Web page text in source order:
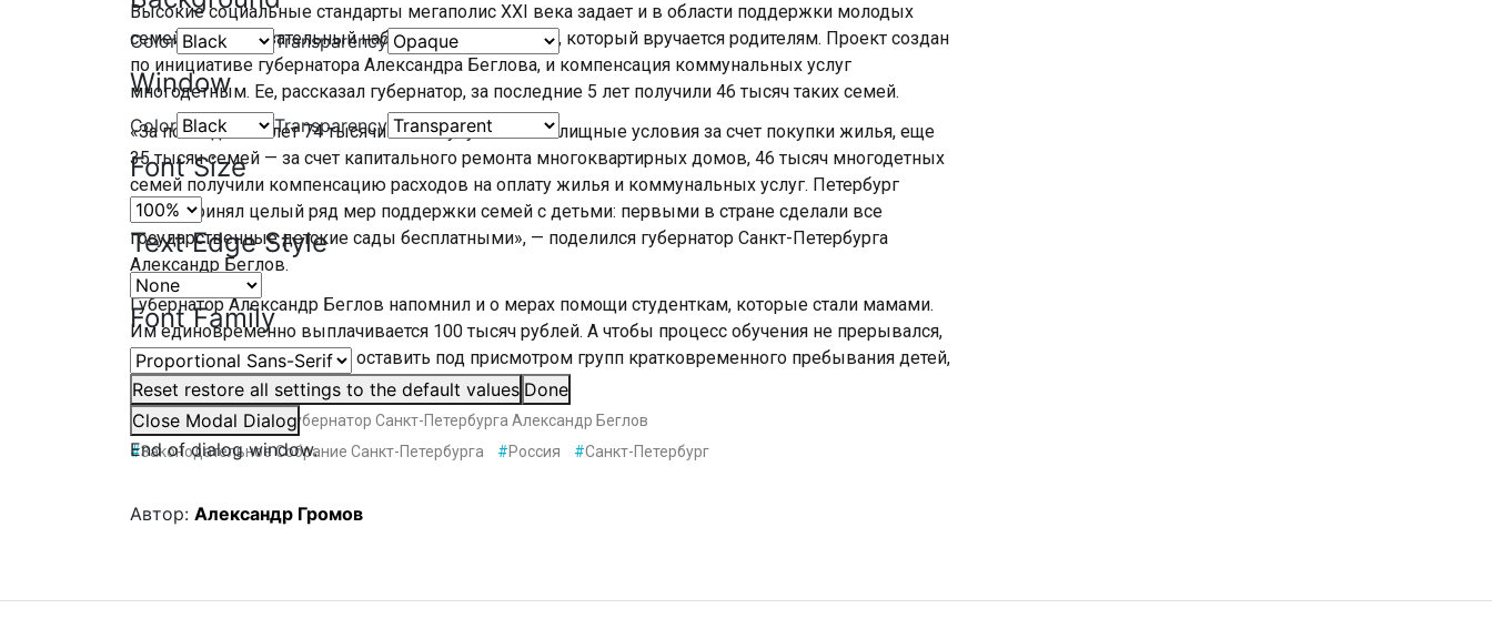
Color Transparency
Window
Color Transparency
Font Size
Text Edge Style
Font Family
Reset restore all settings to the default values Done
Close Modal Dialog
End of dialog window.
Высокие социальные стандарты мегаполис XXI века задает и в области поддержки молодых
семей. Это и обязательный набор новорожденным, который вручается родителям. Проект создан
по инициативе губернатора Александра Беглова, и компенсация коммунальных услуг
многодетным. Ее, рассказал губернатор, за последние 5 лет получили 46 тысяч таких семей.
«За последние 5 лет 74 тысячи семей улучшили жилищные условия за счет покупки жилья, еще
35 тысяч семей — за счет капитального ремонта многоквартирных домов, 46 тысяч многодетных
семей получили компенсацию расходов на оплату жилья и коммунальных услуг. Петербург
также принял целый ряд мер поддержки семей с детьми: первыми в стране сделали все
государственные детские сады бесплатными», — поделился губернатор Санкт-Петербурга
Александр Беглов.
Губернатор Александр Беглов напомнил и о мерах помощи студенткам, которые стали мамами.
Им единовременно выплачивается 100 тысяч рублей. А чтобы процесс обучения не прерывался,
своих малышей они могут оставить под присмотром групп кратковременного пребывания детей,
которые открываются в вузах.
#Владимир Путин #Губернатор Санкт-Петербурга Александр Беглов
#Законодательное Собрание Санкт-Петербурга #Россия #Санкт-Петербург
Автор: Александр Громов